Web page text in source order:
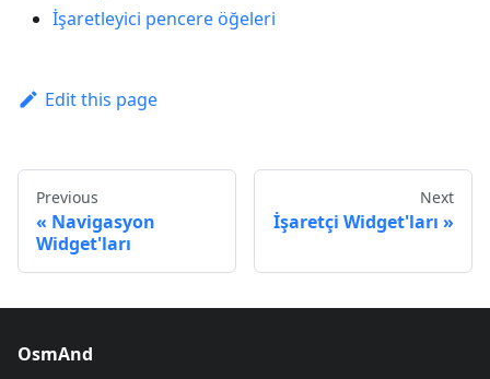
İşaretleyici pencere öğeleri
Edit this page
Previous
Navigasyon
Widget'ları
Next
İşaretçi Widget'ları
OsmAnd